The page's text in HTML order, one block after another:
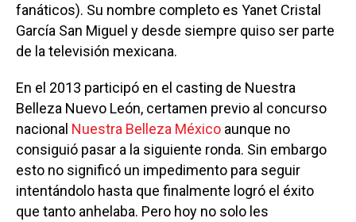
fanáticos). Su nombre completo es Yanet Cristal
García San Miguel y desde siempre quiso ser parte
de la televisión mexicana.
En el 2013 participó en el casting de Nuestra
Belleza Nuevo León, certamen previo al concurso
nacional Nuestra Belleza México aunque no
consiguió pasar a la siguiente ronda. Sin embargo
esto no significó un impedimento para seguir
intentándolo hasta que finalmente logró el éxito
que tanto anhelaba. Pero hoy no solo les